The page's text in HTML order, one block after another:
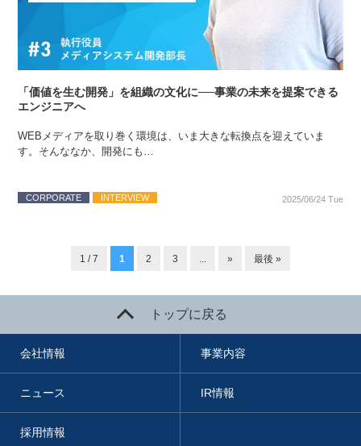
「価値を生む開発」を組織の文化に──事業の未来を提案できる
エンジニアへ
WEBメディアを取り巻く環境は、いま大きな転換点を迎えていま
す。そんななか、開発にも…
CORPORATE INTERVIEW 2025/06/24 Tue
1 / 7 1 2 3 ... » 最後 »
トップに戻る
会社情報 事業内容
ニュース IR情報
採用情報